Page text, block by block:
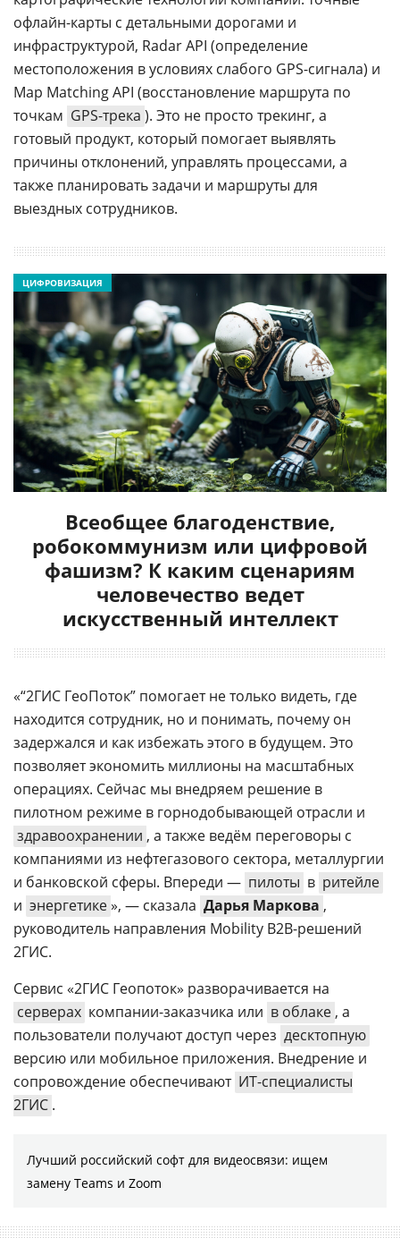
офлайн-карты с детальными дорогами и
инфраструктурой, Radar API (определение
местоположения в условиях слабого GPS-сигнала) и
Map Matching API (восстановление маршрута по
точкам GPS-трека ). Это не просто трекинг, а
готовый продукт, который помогает выявлять
причины отклонений, управлять процессами, а
также планировать задачи и маршруты для
выездных сотрудников.
Всеобщее благоденствие,
робокоммунизм или цифровой
фашизм? К каким сценариям
человечество ведет
искусственный интеллект
ЦИФРОВИЗАЦИЯ
«“2ГИС ГеоПоток” помогает не только видеть, где
находится сотрудник, но и понимать, почему он
задержался и как избежать этого в будущем. Это
позволяет экономить миллионы на масштабных
операциях. Сейчас мы внедряем решение в
пилотном режиме в горнодобывающей отрасли и
здравоохранении , а также ведём переговоры с
компаниями из нефтегазового сектора, металлургии
и банковской сферы. Впереди — пилоты в ритейле
и энергетике», — сказала Дарья Маркова ,
руководитель направления Mobility B2B-решений
2ГИС.
Сервис «2ГИС Геопоток» разворачивается на
серверах компании-заказчика или в облаке , а
пользователи получают доступ через десктопную
версию или мобильное приложения. Внедрение и
сопровождение обеспечивают ИТ-специалисты
2ГИС .
Лучший российский софт для видеосвязи: ищем
замену Teams и Zoom